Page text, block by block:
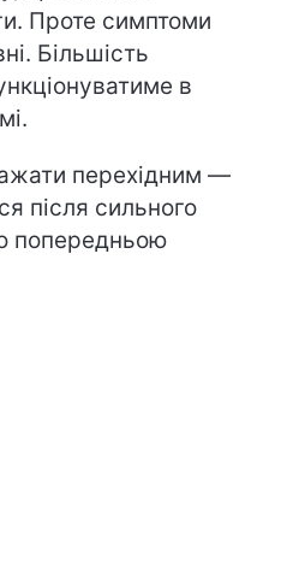
Проте симптоми
Більшість
в
перехідним —
після сильного
попередньою